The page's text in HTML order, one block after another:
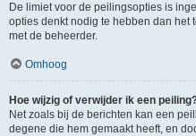
De limiet voor de peilingsopties is
opties denkt nodig te hebben dan het
met de beheerder.
Omhoog
Hoe wijzig of verwijder ik een
Net zoals bij de berichten kan een
degene die hem gemaakt heeft, en